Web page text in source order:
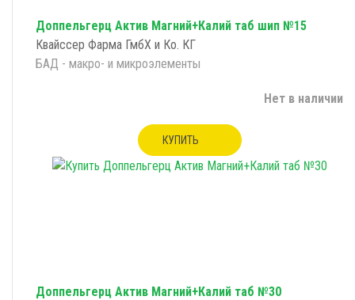
Доппельгерц Актив Магний+Калий таб шип №15
Квайссер Фарма ГмбХ и Ко. КГ
БАД - макро- и микроэлементы
Нет в наличии
КУПИТЬ
Доппельгерц Актив Магний+Калий таб №30